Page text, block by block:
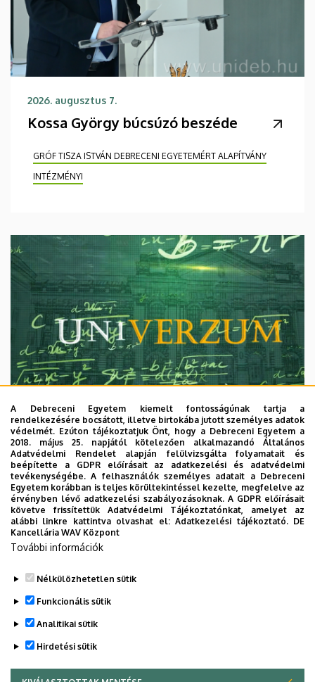
2026. augusztus 7.
Kossa György búcsúzó beszéde
GRÓF TISZA ISTVÁN DEBRECENI EGYETEMÉRT ALAPÍTVÁNY
INTÉZMÉNYI
2026. augusztus 7.
Univerzum: A Debreceni Egyetem
titkos receptjei
KUTATÁS TUDOMÁNY
A Debreceni Egyetem kiemelt fontosságúnak tartja a
rendelkezésére bocsátott, illetve birtokába jutott személyes adatok
védelmét. Ezúton tájékoztatjuk Önt, hogy a Debreceni Egyetem a
2018. május 25. napjától kötelezően alkalmazandó Általános
Adatvédelmi Rendelet alapján felülvizsgálta folyamatait és
beépítette a GDPR előírásait az adatkezelési és adatvédelmi
tevékenységébe. A felhasználók személyes adatait a Debreceni
Egyetem korábban is teljes körültekintéssel kezelte, megfelelve az
érvényben lévő adatkezelési szabályozásoknak. A GDPR előírásait
követve frissítettük Adatvédelmi Tájékoztatónkat, amelyet az
alábbi linkre kattintva olvashat el:Adatkezelési tájékoztató. DE
Kancellária WAV Központ
További információk
Nélkülözhetetlen sütik
Funkcionális sütik
Analitikai sütik
Hirdetési sütik